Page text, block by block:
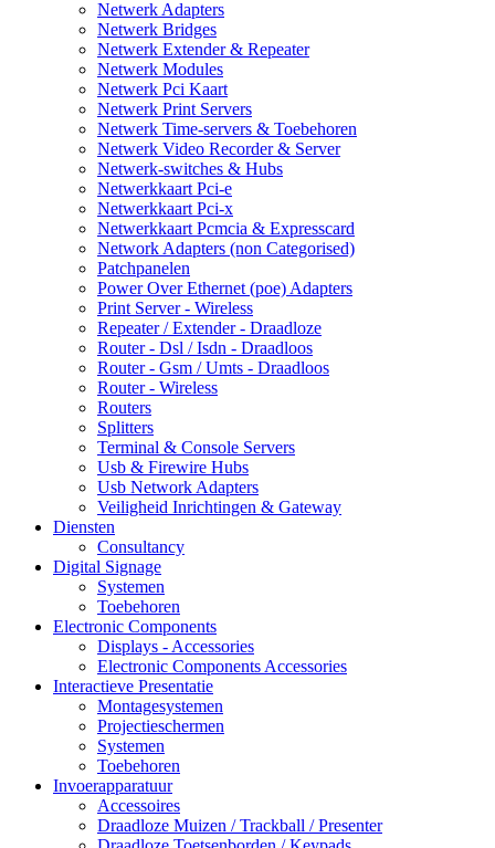
Netwerk Adapters
Netwerk Bridges
Netwerk Extender & Repeater
Netwerk Modules
Netwerk Pci Kaart
Netwerk Print Servers
Netwerk Time-servers & Toebehoren
Netwerk Video Recorder & Server
Netwerk-switches & Hubs
Netwerkkaart Pci-e
Netwerkkaart Pci-x
Netwerkkaart Pcmcia & Expresscard
Network Adapters (non Categorised)
Patchpanelen
Power Over Ethernet (poe) Adapters
Print Server - Wireless
Repeater / Extender - Draadloze
Router - Dsl / Isdn - Draadloos
Router - Gsm / Umts - Draadloos
Router - Wireless
Routers
Splitters
Terminal & Console Servers
Usb & Firewire Hubs
Usb Network Adapters
Veiligheid Inrichtingen & Gateway
Diensten
Consultancy
Digital Signage
Systemen
Toebehoren
Electronic Components
Displays - Accessories
Electronic Components Accessories
Interactieve Presentatie
Montagesystemen
Projectieschermen
Systemen
Toebehoren
Invoerapparatuur
Accessoires
Draadloze Muizen / Trackball / Presenter